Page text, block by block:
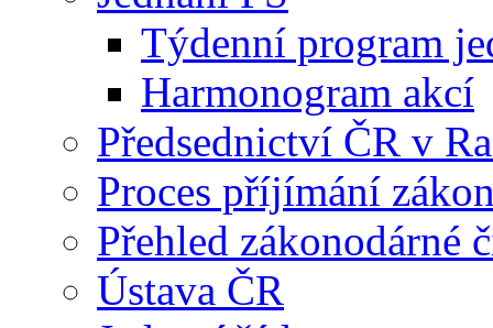
Týdenní program
Harmonogram akcí
Předsednictví ČR v
Proces příjímání
Přehled zákonodárné
Ústava ČR